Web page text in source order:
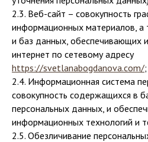
2.3. Веб-сайт – совокупность
информационных материалов,
и баз данных, обеспечивающих
интернет по сетевому адресу
https://svetlanabogdanova.com/;
2.4. Информационная система
совокупность содержащихся в
персональных данных, и
информационных технологий и
2.5. Обезличивание